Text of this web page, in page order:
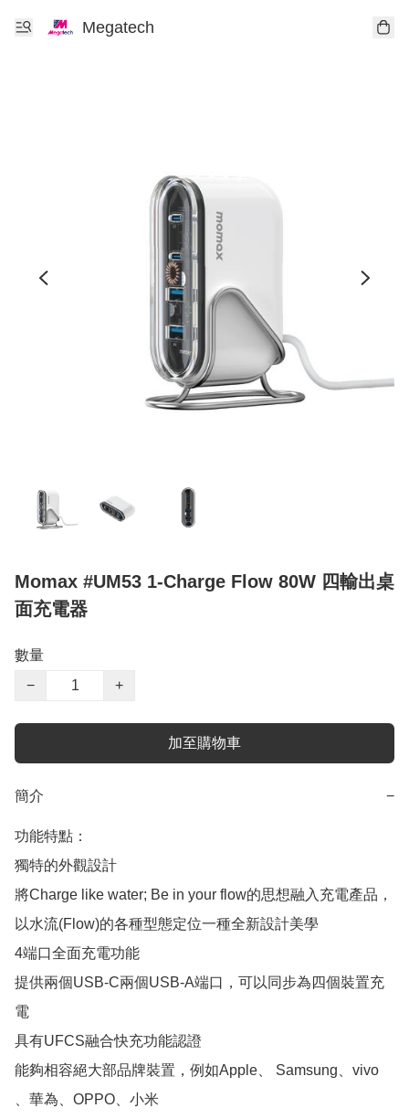
Megatech
Momax #UM53 1-Charge Flow 80W 四輸出桌
面充電器
數量
−
+
加至購物車
簡介 −
功能特點：
獨特的外觀設計
將Charge like water; Be in your flow的思想融入充電產品，
以水流(Flow)的各種型態定位一種全新設計美學
4端口全面充電功能
提供兩個USB-C兩個USB-A端口，可以同步為四個裝置充
電
具有UFCS融合快充功能認證
能夠相容絕大部品牌裝置，例如Apple、 Samsung、vivo
、華為、OPPO、小米